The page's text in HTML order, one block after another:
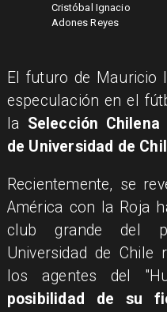
Cristóbal Ignacio
Adones Reyes
El futuro de Mauricio
especulación en el
la Selección
de Universidad de
Recientemente, se
América con la Roja
club grande del
Universidad de Chile
los agentes del
posibilidad de su